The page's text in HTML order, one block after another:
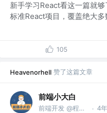
新手学习React看这一篇就
标准React项目，覆盖绝大多
105
Heavenorhell 赞了这篇文章
前端小大白
前端开发 @程序员集中营 · 4